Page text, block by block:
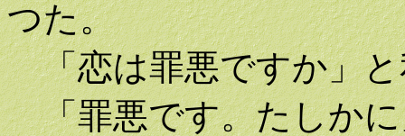
つた。
「恋は罪悪ですか」と
「罪悪です。たしかに